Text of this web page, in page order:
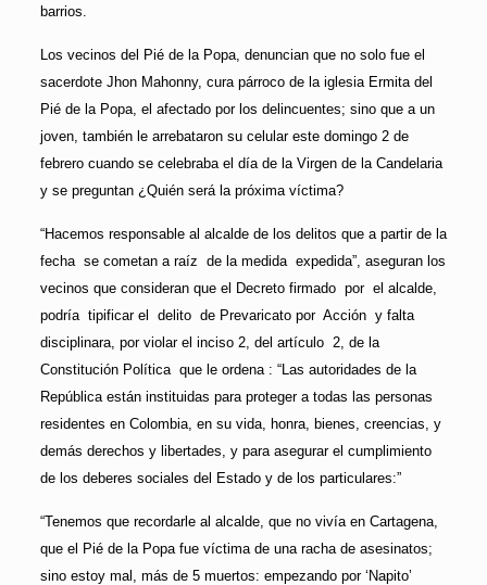
barrios.
Los vecinos del Pié de la Popa, denuncian que no solo fue el
sacerdote Jhon Mahonny, cura párroco de la iglesia Ermita del
Pié de la Popa, el afectado por los delincuentes; sino que a un
joven, también le arrebataron su celular este domingo 2 de
febrero cuando se celebraba el día de la Virgen de la Candelaria
y se preguntan ¿Quién será la próxima víctima?
“Hacemos responsable al alcalde de los delitos que a partir de la
fecha se cometan a raíz de la medida expedida”, aseguran los
vecinos que consideran que el Decreto firmado por el alcalde,
podría tipificar el delito de Prevaricato por Acción y falta
disciplinara, por violar el inciso 2, del artículo 2, de la
Constitución Política que le ordena : “Las autoridades de la
República están instituidas para proteger a todas las personas
residentes en Colombia, en su vida, honra, bienes, creencias, y
demás derechos y libertades, y para asegurar el cumplimiento
de los deberes sociales del Estado y de los particulares:”
“Tenemos que recordarle al alcalde, que no vivía en Cartagena,
que el Pié de la Popa fue víctima de una racha de asesinatos;
sino estoy mal, más de 5 muertos: empezando por ‘Napito’